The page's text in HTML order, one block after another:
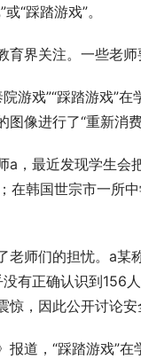
“踩踏游戏”。
育界关注。一些老
院游戏”“踩踏游戏”
图像进行了“重新消
a，最近发现学生会
在韩国世宗市一所
老师们的担忧。a某
没有正确认识到156
惊，因此公开讨论安
报道，“踩踏游戏”